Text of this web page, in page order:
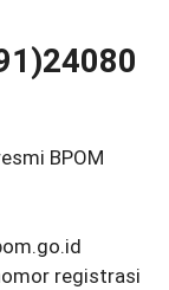
BPOM
registrasi